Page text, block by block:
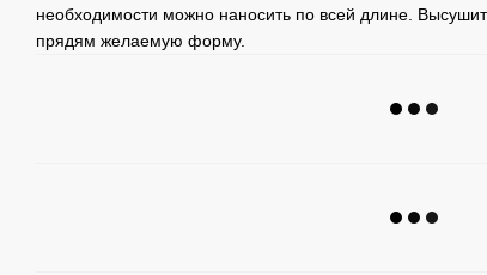
необходимости можно наносить по всей длине.
прядям желаемую форму.